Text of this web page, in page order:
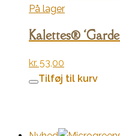
På lager
Kalettes®
kr. 53,00
Tilføj til kurv